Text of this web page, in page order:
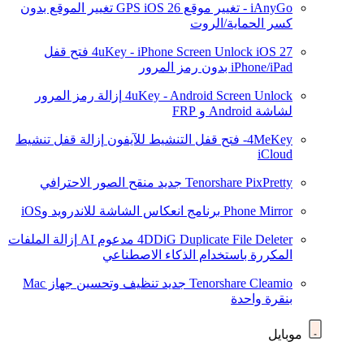
iAnyGo - تغيير موقع GPS iOS 26
تغيير الموقع بدون
كسر الحماية/الروت
4uKey - iPhone Screen Unlock iOS 27
فتح قفل
iPhone/iPad بدون رمز المرور
4uKey - Android Screen Unlock إزالة رمز المرور
لشاشة Android و FRP
4MeKey- فتح قفل التنشيط للآيفون
إزالة قفل تنشيط
iCloud
Tenorshare PixPretty جديد منقح الصور الاحترافي
Phone Mirror برنامج انعكاس الشاشة للاندرويد وiOS
4DDiG Duplicate File Deleter مدعوم AI
إزالة الملفات
المكررة باستخدام الذكاء الاصطناعي
Tenorshare Cleamio جديد
تنظيف وتحسين جهاز Mac
بنقرة واحدة
موبايل